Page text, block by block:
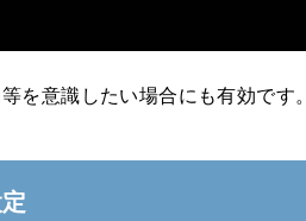
を意識したい場合にも有効です。